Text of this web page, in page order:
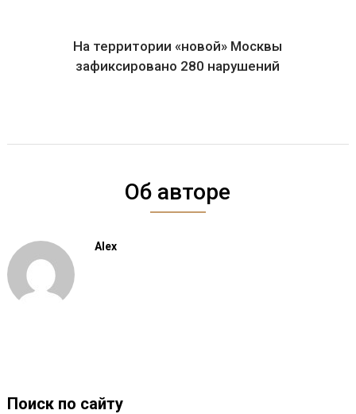
На территории «новой» Москвы
зафиксировано 280 нарушений
Об авторе
Alex
Поиск по сайту